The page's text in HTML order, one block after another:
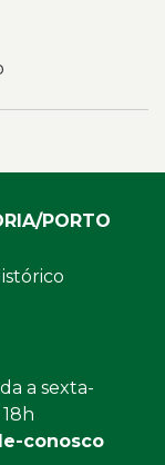
PORTO
a sexta-
conosco